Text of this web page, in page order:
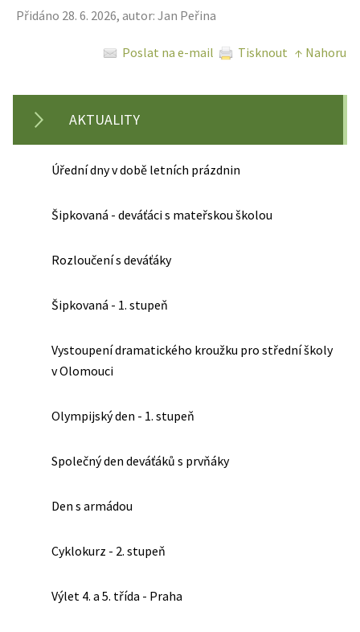
Přidáno 28. 6. 2026, autor: Jan Peřina
Poslat na e-mail Tisknout ↑ Nahoru
AKTUALITY
Úřední dny v době letních prázdnin
Šipkovaná - deváťáci s mateřskou školou
Rozloučení s deváťáky
Šipkovaná - 1. stupeň
Vystoupení dramatického kroužku pro střední školy
v Olomouci
Olympijský den - 1. stupeň
Společný den deváťáků s prvňáky
Den s armádou
Cyklokurz - 2. stupeň
Výlet 4. a 5. třída - Praha